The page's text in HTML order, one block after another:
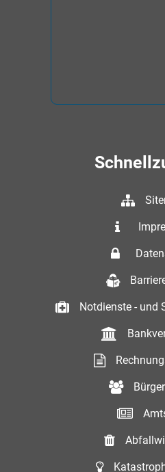
Notdienste - und